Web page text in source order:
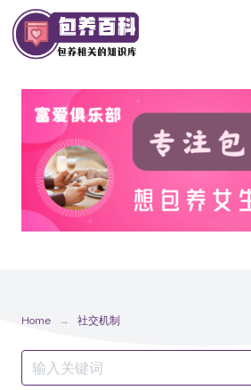
Skip
to
content
Home 社交机制
Search
for: